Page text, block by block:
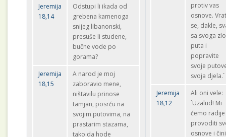
Jeremija
18,14
Odstupi li ikada od
grebena kamenoga
snijeg libanonski,
presuše li studene,
bučne vode po
gorama?
Jeremija
18,15
A narod je moj
zaboravio mene,
ništavilu prinose
tamjan, posrću na
svojim putovima, na
prastarim stazama,
tako da hode
protiv vas
osnove.
se, dakle,
sa svoga
puta i
popravite
svoje
svoja djela.`
Jeremija
18,12
Ali oni vele:
`Uzalud! Mi
ćemo radije
provoditi
osnove i